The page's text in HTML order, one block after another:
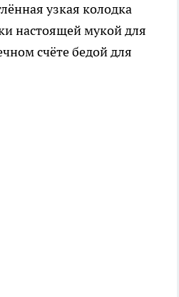
узкая колодка
настоящей мукой для
счёте бедой для